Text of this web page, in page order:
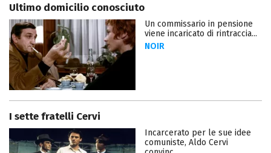
Ultimo domicilio conosciuto
Un commissario in pensione
viene incaricato di rintraccia...
NOIR
I sette fratelli Cervi
Incarcerato per le sue idee
comuniste, Aldo Cervi